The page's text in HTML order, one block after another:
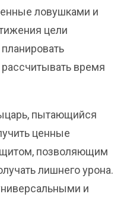
ловушками и
цели
время
пытающийся
ценные
позволяющим
лишнего урона.
и